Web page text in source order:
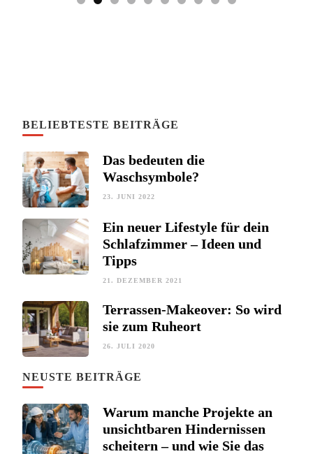
BELIEBTESTE BEITRÄGE
Das bedeuten die
Waschsymbole?
23. JUNI 2022
Ein neuer Lifestyle für dein
Schlafzimmer – Ideen und
Tipps
21. DEZEMBER 2021
Terrassen-Makeover: So wird
sie zum Ruheort
26. JULI 2020
NEUSTE BEITRÄGE
Warum manche Projekte an
unsichtbaren Hindernissen
scheitern – und wie Sie das